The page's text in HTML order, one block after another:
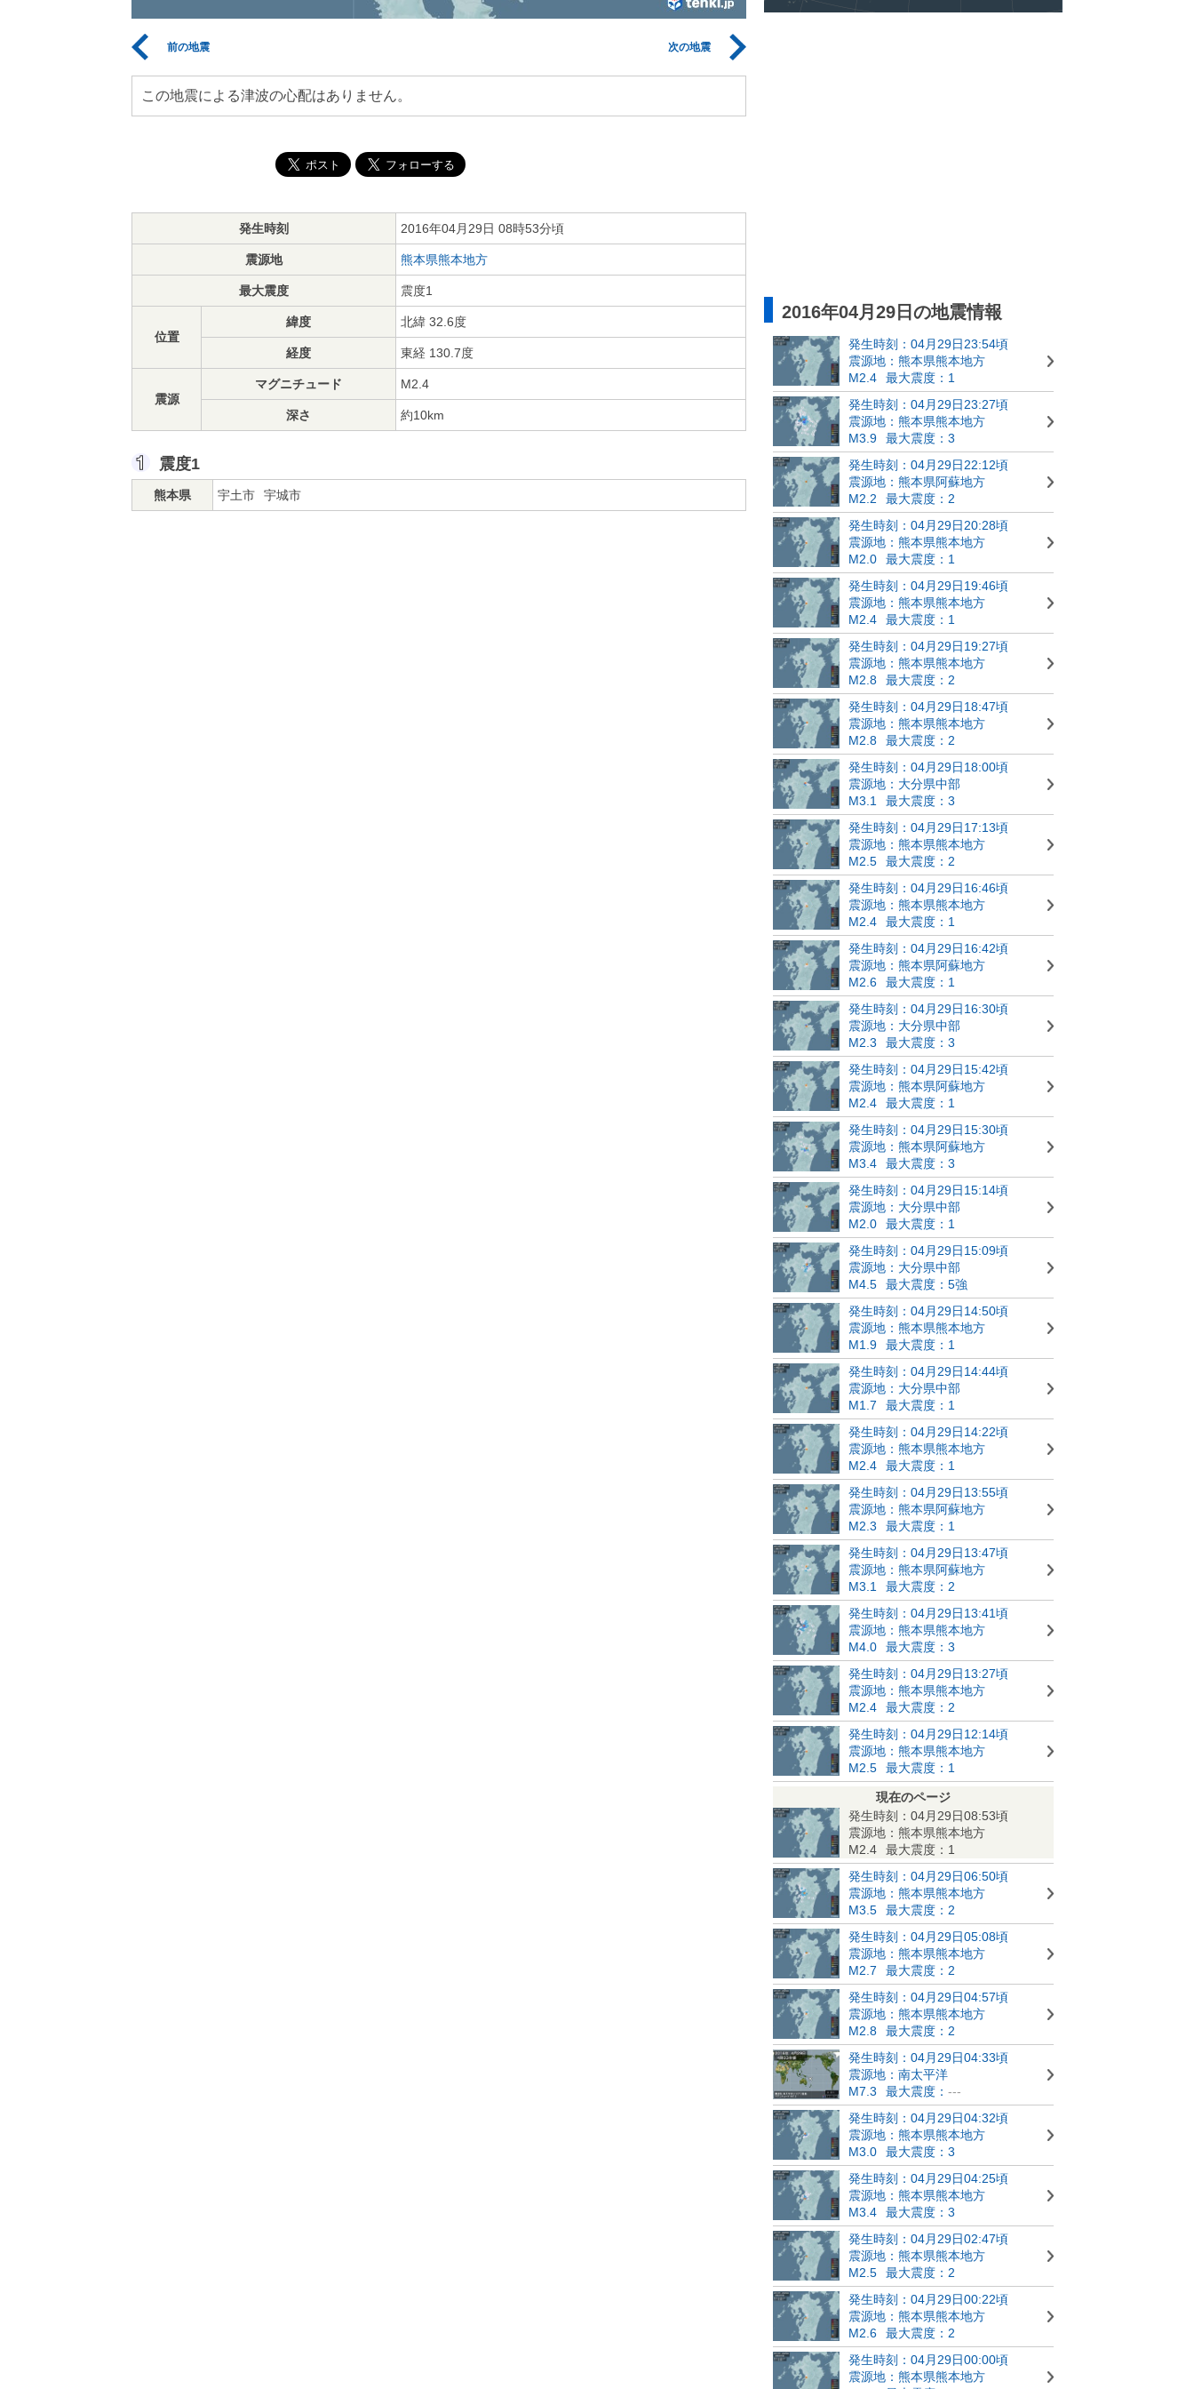
前の地震 次の地震
この地震による津波の心配はありません。
発生時刻 2016年04月29日 08時53分頃
震源地 熊本県熊本地方
最大震度 震度1
位置
緯度 北緯 32.6度
経度 東経 130.7度
震源
マグニチュード M2.4
深さ 約10km
震度1
熊本県 宇土市 宇城市
2016年04月29日の地震情報
発生時刻：04月29日23:54頃
震源地：熊本県熊本地方
M2.4
最大震度：1
発生時刻：04月29日23:27頃
震源地：熊本県熊本地方
M3.9
最大震度：3
発生時刻：04月29日22:12頃
震源地：熊本県阿蘇地方
M2.2
最大震度：2
発生時刻：04月29日20:28頃
震源地：熊本県熊本地方
M2.0
最大震度：1
発生時刻：04月29日19:46頃
震源地：熊本県熊本地方
M2.4
最大震度：1
発生時刻：04月29日19:27頃
震源地：熊本県熊本地方
M2.8
最大震度：2
発生時刻：04月29日18:47頃
震源地：熊本県熊本地方
M2.8
最大震度：2
発生時刻：04月29日18:00頃
震源地：大分県中部
M3.1
最大震度：3
発生時刻：04月29日17:13頃
震源地：熊本県熊本地方
M2.5
最大震度：2
発生時刻：04月29日16:46頃
震源地：熊本県熊本地方
M2.4
最大震度：1
発生時刻：04月29日16:42頃
震源地：熊本県阿蘇地方
M2.6
最大震度：1
発生時刻：04月29日16:30頃
震源地：大分県中部
M2.3
最大震度：3
発生時刻：04月29日15:42頃
震源地：熊本県阿蘇地方
M2.4
最大震度：1
発生時刻：04月29日15:30頃
震源地：熊本県阿蘇地方
M3.4
最大震度：3
発生時刻：04月29日15:14頃
震源地：大分県中部
M2.0
最大震度：1
発生時刻：04月29日15:09頃
震源地：大分県中部
M4.5
最大震度：5強
発生時刻：04月29日14:50頃
震源地：熊本県熊本地方
M1.9
最大震度：1
発生時刻：04月29日14:44頃
震源地：大分県中部
M1.7
最大震度：1
発生時刻：04月29日14:22頃
震源地：熊本県熊本地方
M2.4
最大震度：1
発生時刻：04月29日13:55頃
震源地：熊本県阿蘇地方
M2.3
最大震度：1
発生時刻：04月29日13:47頃
震源地：熊本県阿蘇地方
M3.1
最大震度：2
発生時刻：04月29日13:41頃
震源地：熊本県熊本地方
M4.0
最大震度：3
発生時刻：04月29日13:27頃
震源地：熊本県熊本地方
M2.4
最大震度：2
発生時刻：04月29日12:14頃
震源地：熊本県熊本地方
M2.5
最大震度：1
現在のページ
発生時刻：04月29日08:53頃
震源地：熊本県熊本地方
M2.4
最大震度：1
発生時刻：04月29日06:50頃
震源地：熊本県熊本地方
M3.5
最大震度：2
発生時刻：04月29日05:08頃
震源地：熊本県熊本地方
M2.7
最大震度：2
発生時刻：04月29日04:57頃
震源地：熊本県熊本地方
M2.8
最大震度：2
発生時刻：04月29日04:33頃
震源地：南太平洋
M7.3
最大震度： ---
発生時刻：04月29日04:32頃
震源地：熊本県熊本地方
M3.0
最大震度：3
発生時刻：04月29日04:25頃
震源地：熊本県熊本地方
M3.4
最大震度：3
発生時刻：04月29日02:47頃
震源地：熊本県熊本地方
M2.5
最大震度：2
発生時刻：04月29日00:22頃
震源地：熊本県熊本地方
M2.6
最大震度：2
発生時刻：04月29日00:00頃
震源地：熊本県熊本地方